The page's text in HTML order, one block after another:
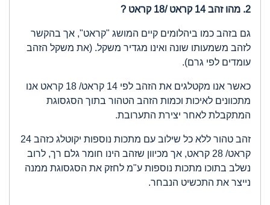
2. מהו זהב 14 קראט /18 קראט ?
גם בזהב כמו ביהלומים קיים המושג "קראט", אך בהקשר
לזהב משמעותו שונה ואינו מגדיר משקל. (את משקל הזהב
עומדים לפי גרם).
כאשר אנו מקטלגים את הזהב לפי 14 קראט/ 18 קראט אנו
מתכוונים לאיכות וכמות הזהב הטהור בתוך הסגסוגת
המתקבלת לאחר יצירת התערובת.
זהב טהור ללא כל שילוב עם מתכות נוספות יקוטלג כזהב 24
קראט/ 28 קראט, אך מכיוון שזהב הינו חומר גלם רך, לרוב
נשלב בתוכו מתכות נוספות ע"מ לחזק את הסגסוגת ממנה
נייצר את התכשיט הנבחר.